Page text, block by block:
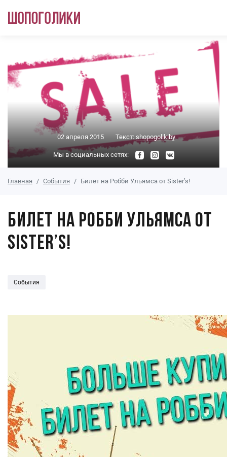
02 апреля 2015 Текст: shopogolikiby
Мы в социальных сетях:
Главная События Билет на Робби Ульямса от Sister’s!
Билет на Робби Ульямса от
Sister’s!
События